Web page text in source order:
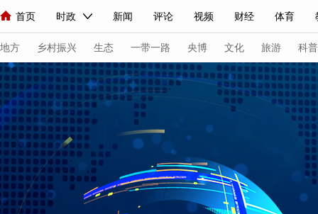
首页 时政 新闻 评论 视频 财经 体育
人民领袖习近平 联播+ 中国领导人 央视快评 习式妙语
直播 栏目大全 节目单 听音 微视频 主持人
海外频道 iPanda English Монгол
地方 乡村振兴 生态 一带一路 央博 文化 旅游 科普
总台春晚 网络春晚 共产党员网 秧纪录 纪录片网
新闻 国内 评论 经济
人民领袖习近平 联播+ 热解读 天天学习